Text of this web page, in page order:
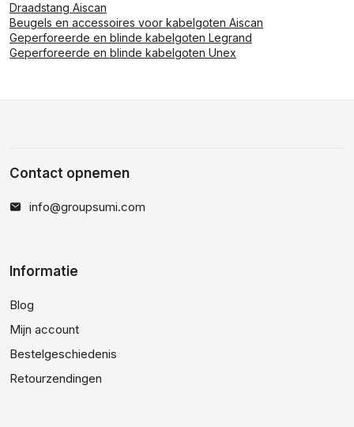
Draadstang Aiscan
Beugels en accessoires voor kabelgoten Aiscan
Geperforeerde en blinde kabelgoten Legrand
Geperforeerde en blinde kabelgoten Unex
Contact opnemen
info@groupsumi.com
Informatie
Blog
Mijn account
Bestelgeschiedenis
Retourzendingen